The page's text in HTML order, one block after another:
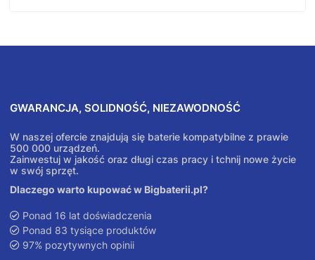
GWARANCJA, SOLIDNOŚĆ, NIEZAWODNOŚĆ
W naszej ofercie znajdują się baterie kompatybilne z prawie
500 000 urządzeń.
Zainwestuj w jakość oraz długi czas pracy i tchnij nowe życie
w swój sprzęt.
Dlaczego warto kupować w Bigbaterii.pl?
Ponad 16 lat doświadczenia
Ponad 83 tysiące produktów
97% pozytywnych opinii